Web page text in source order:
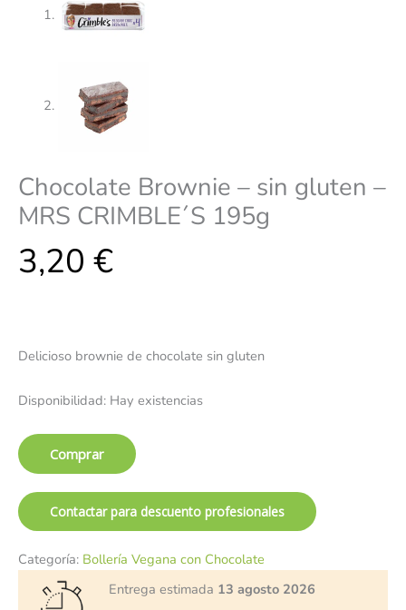
Chocolate Brownie – sin gluten –
MRS CRIMBLE´S 195g
3,20 €
Delicioso brownie de chocolate sin gluten
Disponibilidad: Hay existencias
Comprar
Contactar para descuento profesionales
Categoría: Bollería Vegana con Chocolate
Entrega estimada 13 agosto 2026